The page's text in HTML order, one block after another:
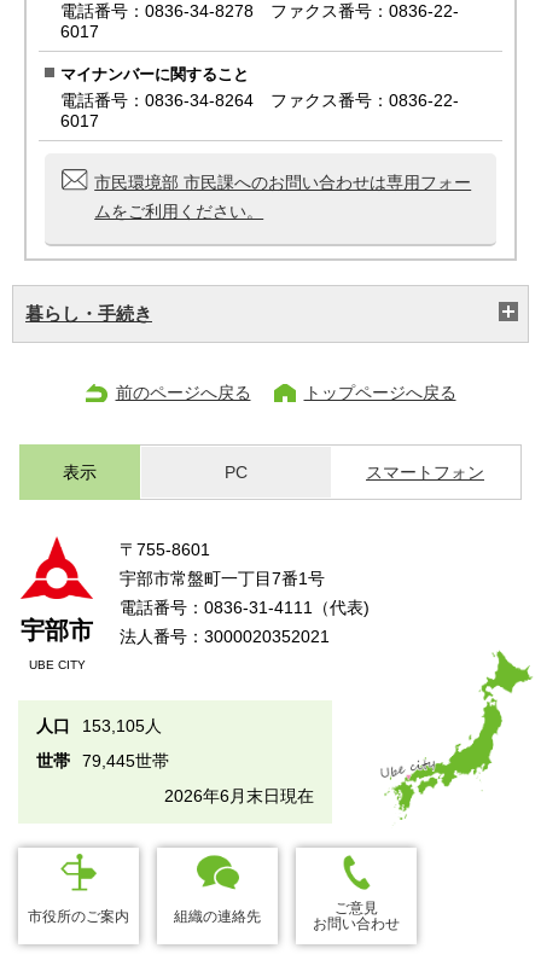
電話番号：0836-34-8278 ファクス番号：0836-22-
6017
マイナンバーに関すること
電話番号：0836-34-8264 ファクス番号：0836-22-
6017
市民環境部 市民課へのお問い合わせは専用フォー
ムをご利用ください。
暮らし・手続き
前のページへ戻る トップページへ戻る
表示 PC スマートフォン
宇部市
UBE CITY
〒755-8601
宇部市常盤町一丁目7番1号
電話番号：0836-31-4111（代表)
法人番号：3000020352021
人口
153,105人
世帯
79,445世帯
2026年6月末日現在
市役所のご案内 組織の連絡先
ご意見
お問い合わせ